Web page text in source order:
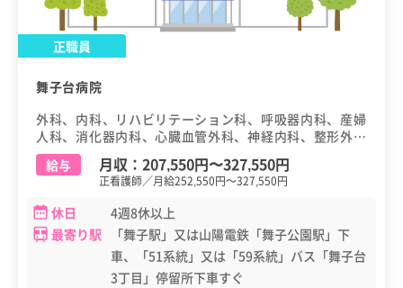
正職員
舞子台病院
外科、内科、リハビリテーション科、呼吸器内科、産婦
人科、消化器内科、心臓血管外科、神経内科、整形外
科、泌尿器科、放射線科、消化器外科、漢方内科
給与 月収： 207,550円〜327,550円
正看護師／月給252,550円～327,550円
休日
4週8休以上
最寄り駅
「舞子駅」又は山陽電鉄「舞子公園駅」下
車、「51系統」又は「59系統」バス「舞子台
3丁目」停留所下車すぐ